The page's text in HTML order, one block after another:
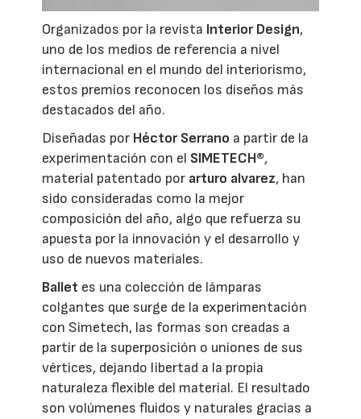
Organizados por la revista Interior Design,
uno de los medios de referencia a nivel
internacional en el mundo del interiorismo,
estos premios reconocen los diseños más
destacados del año.
Diseñadas por Héctor Serrano a partir de la
experimentación con el SIMETECH®,
material patentado por arturo alvarez, han
sido consideradas como la mejor
composición del año, algo que refuerza su
apuesta por la innovación y el desarrollo y
uso de nuevos materiales.
Ballet es una colección de lámparas
colgantes que surge de la experimentación
con Simetech, las formas son creadas a
partir de la superposición o uniones de sus
vértices, dejando libertad a la propia
naturaleza flexible del material. El resultado
son volúmenes fluidos y naturales gracias a